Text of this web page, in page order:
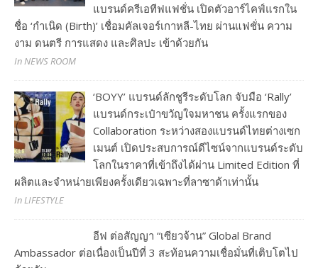
แบรนด์ครีเอทีฟแฟชั่น เปิดตัวอาร์ไคฟ์แรกใน
ชื่อ ‘กำเนิด (Birth)’ เชื่อมคัลเจอร์เกาหลี-ไทย ผ่านแฟชั่น ความ
งาม ดนตรี การแสดง และศิลปะ เข้าด้วยกัน
In NEWS ROOM
‘BOYY’ แบรนด์ลักชูรีระดับโลก จับมือ ‘Rally’
แบรนด์กระเป๋าขวัญใจมหาชน ครั้งแรกของ
Collaboration ระหว่างสองแบรนด์ไทยต่างเซก
เมนต์ เปิดประสบการณ์ดีไซน์จากแบรนด์ระดับ
โลกในราคาที่เข้าถึงได้ผ่าน Limited Edition ที่
ผลิตและจำหน่ายเพียงครั้งเดียวเฉพาะที่ลาซาด้าเท่านั้น
In LIFESTYLE
อีฟ ต่อสัญญา “เซียวจ้าน” Global Brand
Ambassador ต่อเนื่องเป็นปีที่ 3 สะท้อนความเชื่อมั่นที่เติบโตไป